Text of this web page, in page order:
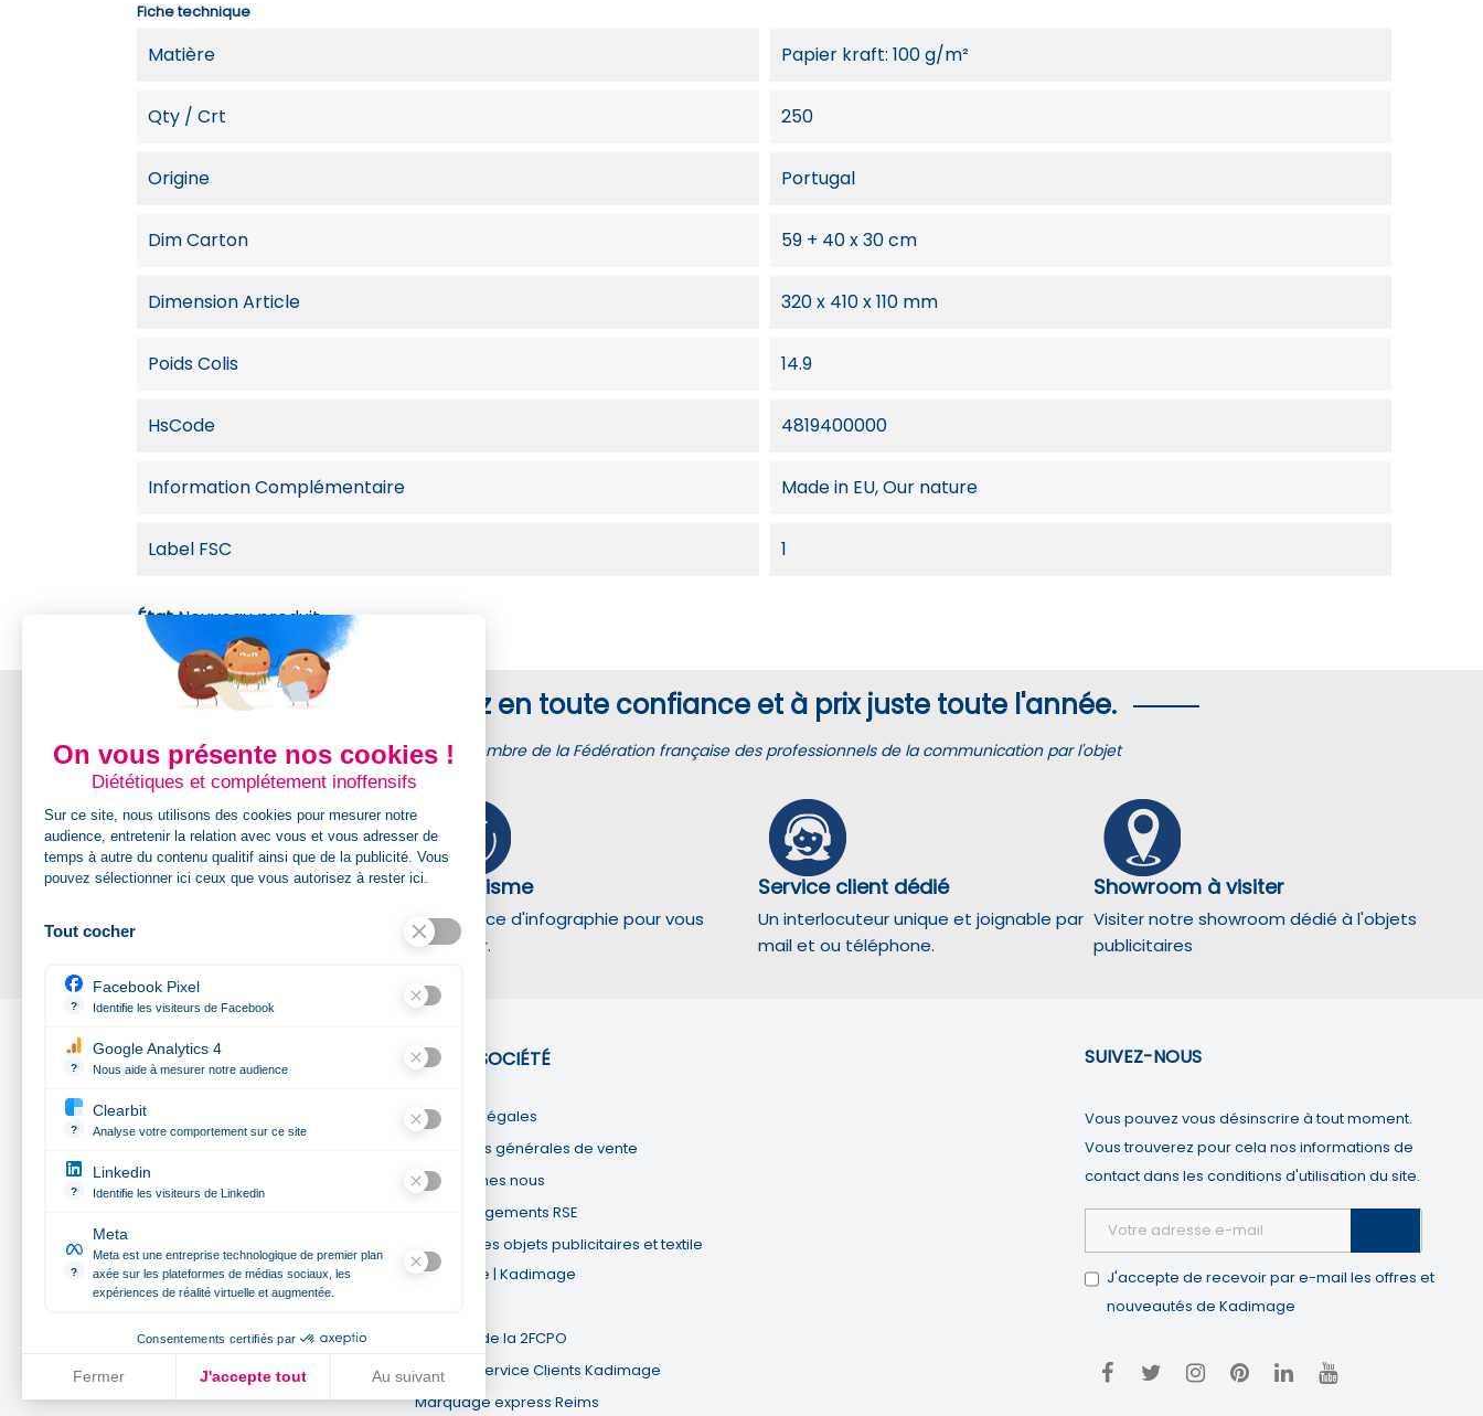
Fiche technique
Matière Papier kraft: 100 g/m²
Qty / Crt 250
Origine Portugal
Dim Carton 59 + 40 x 30 cm
Dimension Article 320 x 410 x 110 mm
Poids Colis 14.9
HsCode 4819400000
Information Complémentaire Made in EU, Our nature
Label FSC 1
ÉtatNouveau produit
Achetez en toute confiance et à prix juste toute l'année.
Kadimage membre de la Fédération française des professionnels de la communication par l'objet
Livraison gratuite Graphisme
Un service d'infographie pour vous
assister.
Service client dédié
Un interlocuteur unique et joignable par
mail et ou téléphone.
Showroom à visiter
Visiter notre showroom dédié à l'objets
publicitaires
France
03 26 36 36 26
contact@kadimage.fr
Horaires :
NOTRE SOCIÉTÉ
Mentions légales
Conditions générales de vente
Qui sommes nous
Nos engagements RSE
Catalogues objets publicitaires et textile
entreprise | Kadimage
Membre de la 2FCPO
Contact Service Clients Kadimage
Marquage express Reims
SUIVEZ-NOUS
Vous pouvez vous désinscrire à tout moment.
Vous trouverez pour cela nos informations de
contact dans les conditions d'utilisation du site.
J'accepte de recevoir par e-mail les offres et
nouveautés de Kadimage
On vous présente nos cookies !
Diététiques et complétement inoffensifs
Sur ce site, nous utilisons des cookies pour mesurer notre
audience, entretenir la relation avec vous et vous adresser de
temps à autre du contenu qualitif ainsi que de la publicité. Vous
pouvez sélectionner ici ceux que vous autorisez à rester ici.
Tout cocher
?
Facebook Pixel
Identifie les visiteurs de Facebook
?
Google Analytics 4
Nous aide à mesurer notre audience
?
Clearbit
Analyse votre comportement sur ce site
Révèle les entreprises qui se cachent derrière les visites anonymes de sites web et utilisent ces données pour créer des expériences d'achat personnalisées.
?
Linkedin
Identifie les visiteurs de Linkedin
Permet de suivre les actions du visiteur sur le site web, et de voir s'il y a des conversions.
?
Meta
Meta est une entreprise technologique de premier plan
axée sur les plateformes de médias sociaux, les
expériences de réalité virtuelle et augmentée.
Consentements certifiés par
Fermer J'accepte tout Au suivant
Plateforme de Gestion du Consentement : Personnalisez vos Options